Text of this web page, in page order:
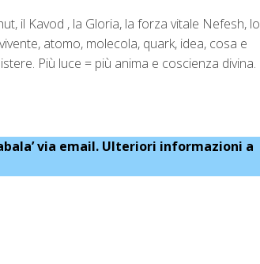
il Kavod , la Gloria, la forza vitale Nefesh, lo
atomo, molecola, quark, idea, cosa e
Più luce = più anima e coscienza divina.
via email. Ulteriori informazioni a